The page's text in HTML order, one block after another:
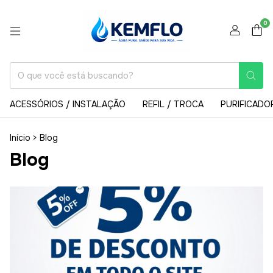
0
ACESSÓRIOS / INSTALAÇÃO REFIL / TROCA
Início > Blog
Blog